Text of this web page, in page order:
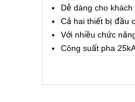
Dễ dàng cho
Cả hai thiết bị đầu
Với nhiều chức
Công suất pha